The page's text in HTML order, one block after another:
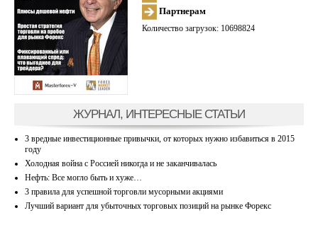
Партнерам
Количество загрузок: 10698824
ЖУРНАЛ, ИНТЕРЕСНЫЕ СТАТЬИ
3 вредные инвестиционные привычки, от которых нужно избавиться в 2015
году
Холодная война с Россией никогда и не заканчивалась
Нефть: Все могло быть и хуже…
3 правила для успешной торговли мусорными акциями
Лучший вариант для убыточных торговых позиций на рынке Форекс